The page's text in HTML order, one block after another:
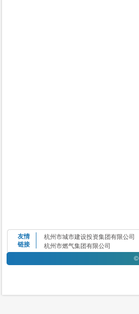
友情
链接
杭州市城市建设投资集团有限公司
杭州市燃气集团有限公司
©